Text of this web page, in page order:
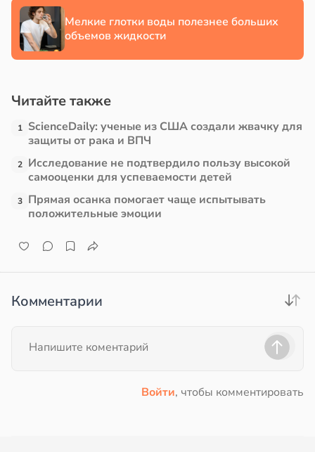
13:52
Мелкие глотки воды полезнее больших
объемов жидкости
Читайте также
1 ScienceDaily: ученые из США создали жвачку для
защиты от рака и ВПЧ
2 Исследование не подтвердило пользу высокой
самооценки для успеваемости детей
3 Прямая осанка помогает чаще испытывать
положительные эмоции
Комментарии
Войти, чтобы комментировать